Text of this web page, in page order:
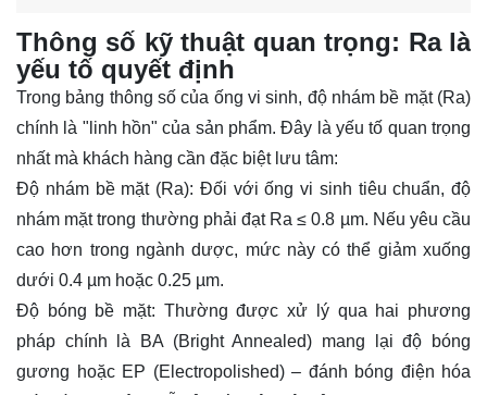
Thông số kỹ thuật quan trọng: Ra là
yếu tố quyết định
Trong bảng thông số của ống vi sinh, độ nhám bề mặt (Ra)
chính là "linh hồn" của sản phẩm. Đây là yếu tố quan trọng
nhất mà khách hàng cần đặc biệt lưu tâm:
Độ nhám bề mặt (Ra): Đối với ống vi sinh tiêu chuẩn, độ
nhám mặt trong thường phải đạt Ra ≤ 0.8 µm. Nếu yêu cầu
cao hơn trong ngành dược, mức này có thể giảm xuống
dưới 0.4 µm hoặc 0.25 µm.
Độ bóng bề mặt: Thường được xử lý qua hai phương
pháp chính là BA (Bright Annealed) mang lại độ bóng
gương hoặc EP (Electropolished) – đánh bóng điện hóa